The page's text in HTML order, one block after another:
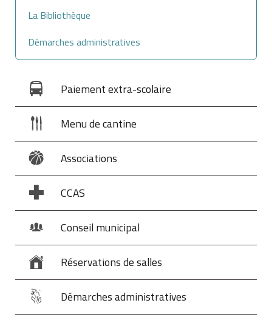
La Bibliothèque
Démarches administratives
Paiement extra-scolaire
Menu de cantine
Associations
CCAS
Conseil municipal
Réservations de salles
Démarches administratives